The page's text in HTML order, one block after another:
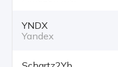
YNDX
Yandex